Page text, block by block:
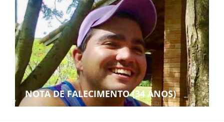
NOTA DE FALECIMENTO (34 ANOS)